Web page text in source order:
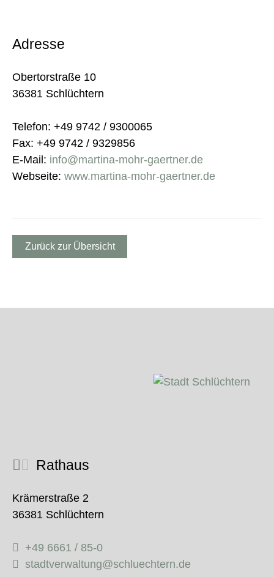
Adresse
Obertorstraße 10
36381 Schlüchtern
Telefon: +49 9742 / 9300065
Fax: +49 9742 / 9329856
E-Mail: info@martina-mohr-gaertner.de
Webseite: www.martina-mohr-gaertner.de
Zurück zur Übersicht
Rathaus
Krämerstraße 2
36381 Schlüchtern
+49 6661 / 85-0
stadtverwaltung@schluechtern.de